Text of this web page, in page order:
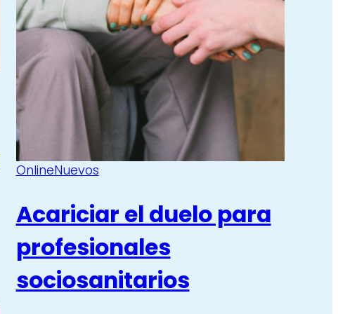
tercer
sector
tercer
sector
OnlineNuevos
Acariciar el duelo para
profesionales
sociosanitarios